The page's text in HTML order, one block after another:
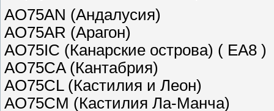
AO75AN (Андалусия)
AO75AR (Арагон)
AO75IC (Канарские острова) ( EA8 )
AO75CA (Кантабрия)
AO75CL (Кастилия и Леон)
AO75CM (Кастилия Ла-Манча)